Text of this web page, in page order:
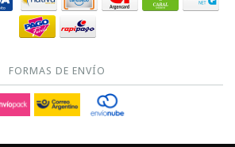
FORMAS DE ENVÍO